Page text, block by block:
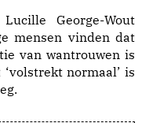
George-Wout
mensen vinden dat
van wantrouwen is
normaal’ is